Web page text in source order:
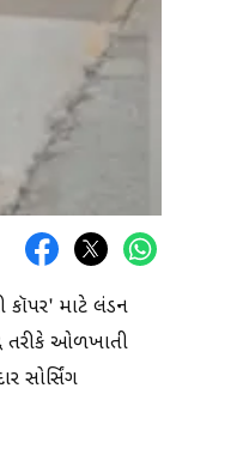
કૉપર' માટે લંડન
તરીકે ઓળખાતી
સોર્સિંગ